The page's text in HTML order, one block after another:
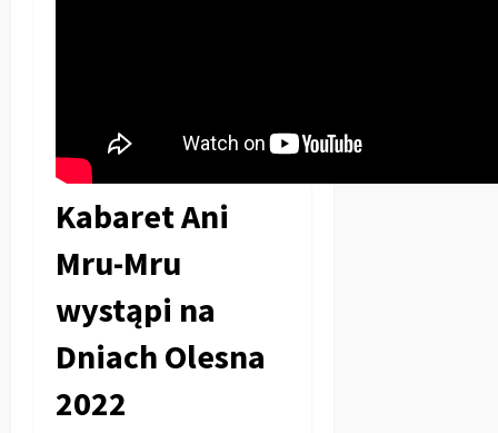
Kabaret Ani
Mru-Mru
wystąpi na
Dniach Olesna
2022